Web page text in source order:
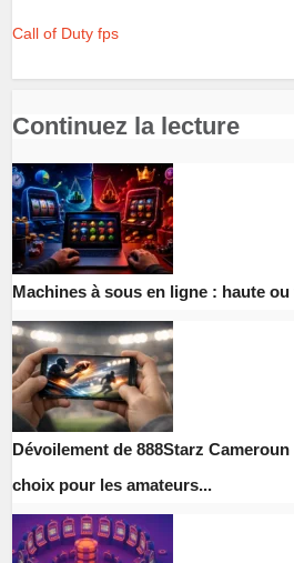
Call of Duty fps
Continuez la lecture
Machines à sous en ligne : haute
Dévoilement de 888Starz
choix pour les amateurs...